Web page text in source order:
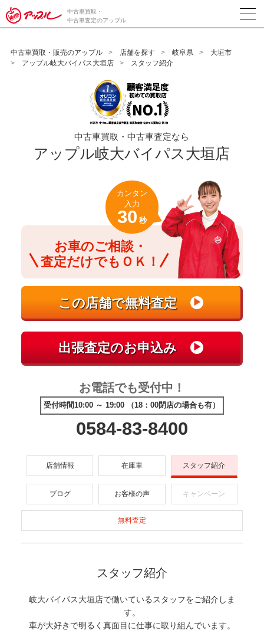
/*ABテスト_新規査定フォームの為のCVボタン*/
中古車買取・
中古車査定のアップル
中古車買取・販売のアップル 店舗を探す 岐阜県
大垣市
アップル岐大バイパス大垣店
スタッフ紹介
中古車買取・中古車査定なら
アップル岐大バイパス大垣店
お車のご相談・
査定だけでもＯＫ！
カンタン
入力
30 秒
お電話でも受付中！
受付時間10:00 ～ 19:00 （18：00閉店の場合も有）
0584-83-8400
店舗情報 在庫車 スタッフ紹介
ブログ お客様の声 キャンペーン
無料査定
スタッフ紹介
岐大バイパス大垣店で働いているスタッフをご紹介しま
す。
車が大好きで明るく真面目に仕事に取り組んでいます。